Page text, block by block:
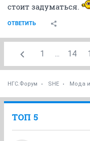
стоит задуматься.
ОТВЕТИТЬ
1 ... 14
НГС.Форум SHE Мода
ТОП 5